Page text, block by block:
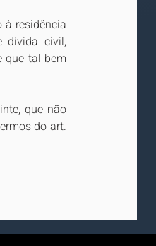
à residência
dívida civil,
que tal bem
que não
do art.